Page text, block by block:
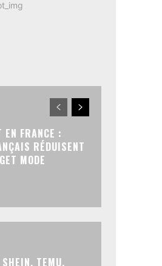
FRANCE :
RÉDUISENT
MODE
TEMU,